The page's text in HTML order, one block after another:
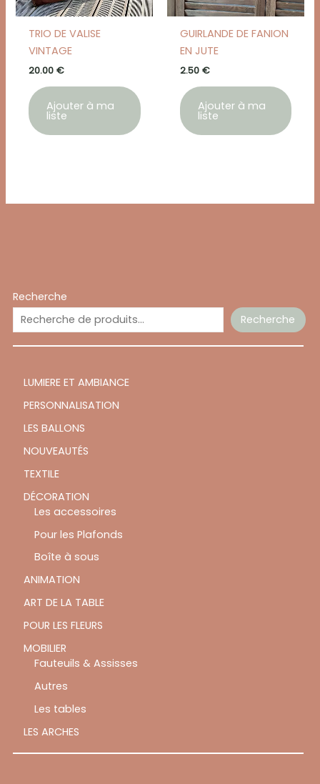
Recherche
Recherche
LUMIERE ET AMBIANCE
PERSONNALISATION
LES BALLONS
NOUVEAUTÉS
TEXTILE
DÉCORATION
Les accessoires
Pour les Plafonds
Boîte à sous
ANIMATION
ART DE LA TABLE
POUR LES FLEURS
MOBILIER
Fauteuils & Assisses
Autres
Les tables
LES ARCHES
TRIO DE VALISE
VINTAGE
20.00 €
Ajouter à ma
liste
GUIRLANDE DE FANION
EN JUTE
2.50 €
Ajouter à ma
liste